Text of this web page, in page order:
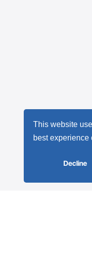
This website
best experience
Decline